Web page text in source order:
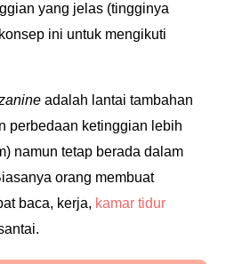
yang jelas (tingginya
ini untuk mengikuti
adalah lantai tambahan
perbedaan ketinggian lebih
namun tetap berada dalam
orang membuat
baca, kerja, kamar tidur